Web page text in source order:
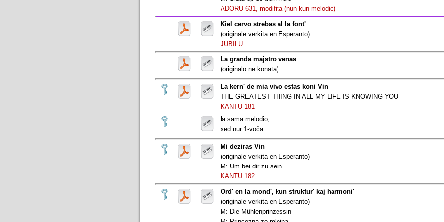
ADORU 631, modifita (nun kun melodio)
Kiel cervo strebas al la font'
(originale verkita en Esperanto)
JUBILU
La granda majstro venas
(originalo ne konata)
La kern' de mia vivo estas koni Vin
THE GREATEST THING IN ALL MY LIFE IS KNOWING YOU
KANTU 181
la sama melodio,
sed nur 1-voĉa
Mi deziras Vin
(originale verkita en Esperanto)
M: Um bei dir zu sein
KANTU 182
Ord' en la mond', kun struktur' kaj harmoni'
(originale verkita en Esperanto)
M: Die Mühlenprinzessin